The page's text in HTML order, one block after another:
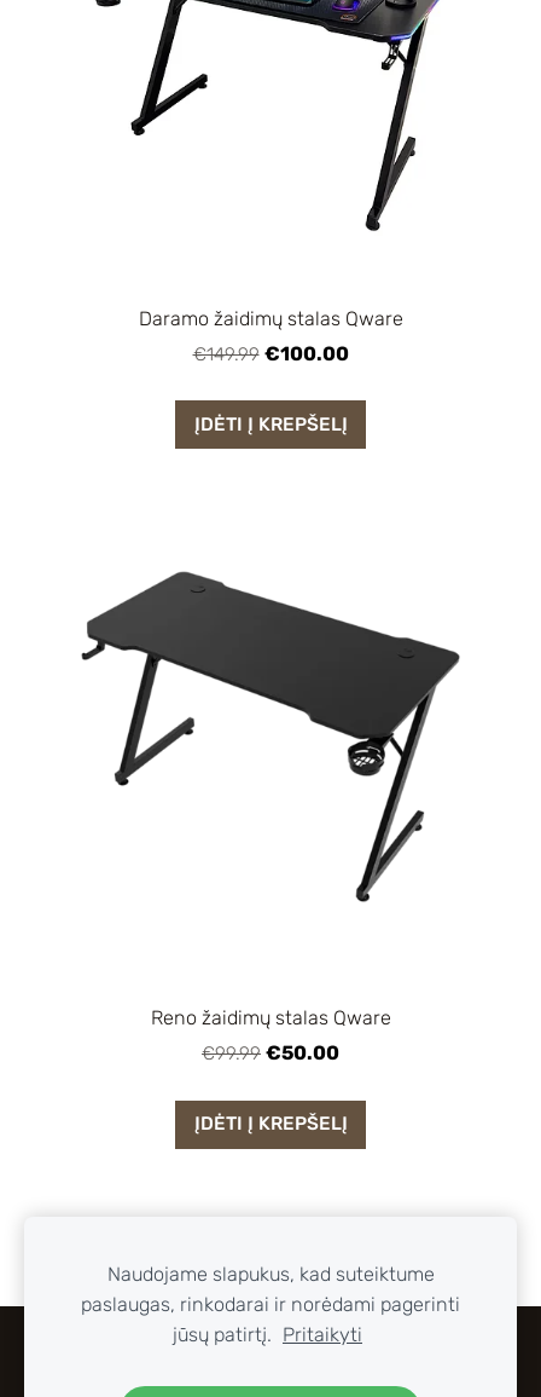
Daramo žaidimų stalas Qware
€149.99 €100.00
ĮDĖTI Į KREPŠELĮ
Reno žaidimų stalas Qware
€99.99 €50.00
ĮDĖTI Į KREPŠELĮ
SLAPUKAI
Naudojame slapukus, kad suteiktume
paslaugas, rinkodarai ir norėdami pagerinti
jūsų patirtį. Pritaikyti